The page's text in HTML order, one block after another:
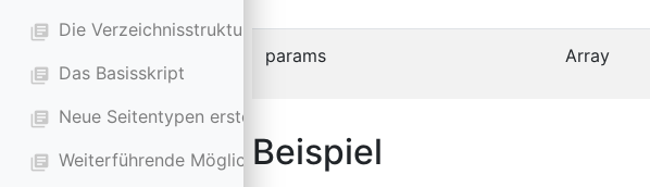
library_books Die Verzeichnisstruktur
library_books Das Basisskript
library_books Neue Seitentypen erstellen
library_books Weiterführende Möglichkeiten
params Array
Beispiel